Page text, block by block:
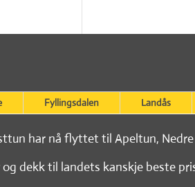
Fyllingsdalen Landås
har nå flyttet til Apeltun,
dekk til landets kanskje beste